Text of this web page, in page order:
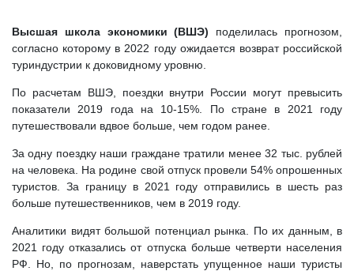
Высшая школа экономики (ВШЭ) поделилась прогнозом,
согласно которому в 2022 году ожидается возврат российской
туриндустрии к доковидному уровню.
По расчетам ВШЭ, поездки внутри России могут превысить
показатели 2019 года на 10-15%. По стране в 2021 году
путешествовали вдвое больше, чем годом ранее.
За одну поездку наши граждане тратили менее 32 тыс. рублей
на человека. На родине свой отпуск провели 54% опрошенных
туристов. За границу в 2021 году отправились в шесть раз
больше путешественников, чем в 2019 году.
Аналитики видят большой потенциал рынка. По их данным, в
2021 году отказались от отпуска больше четверти населения
РФ. Но, по прогнозам, наверстать упущенное наши туристы